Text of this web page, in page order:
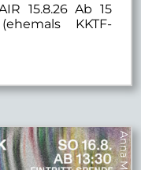
15.8.26 Ab 15
KKTF-